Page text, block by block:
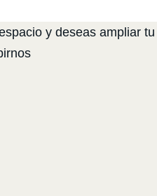
y deseas ampliar